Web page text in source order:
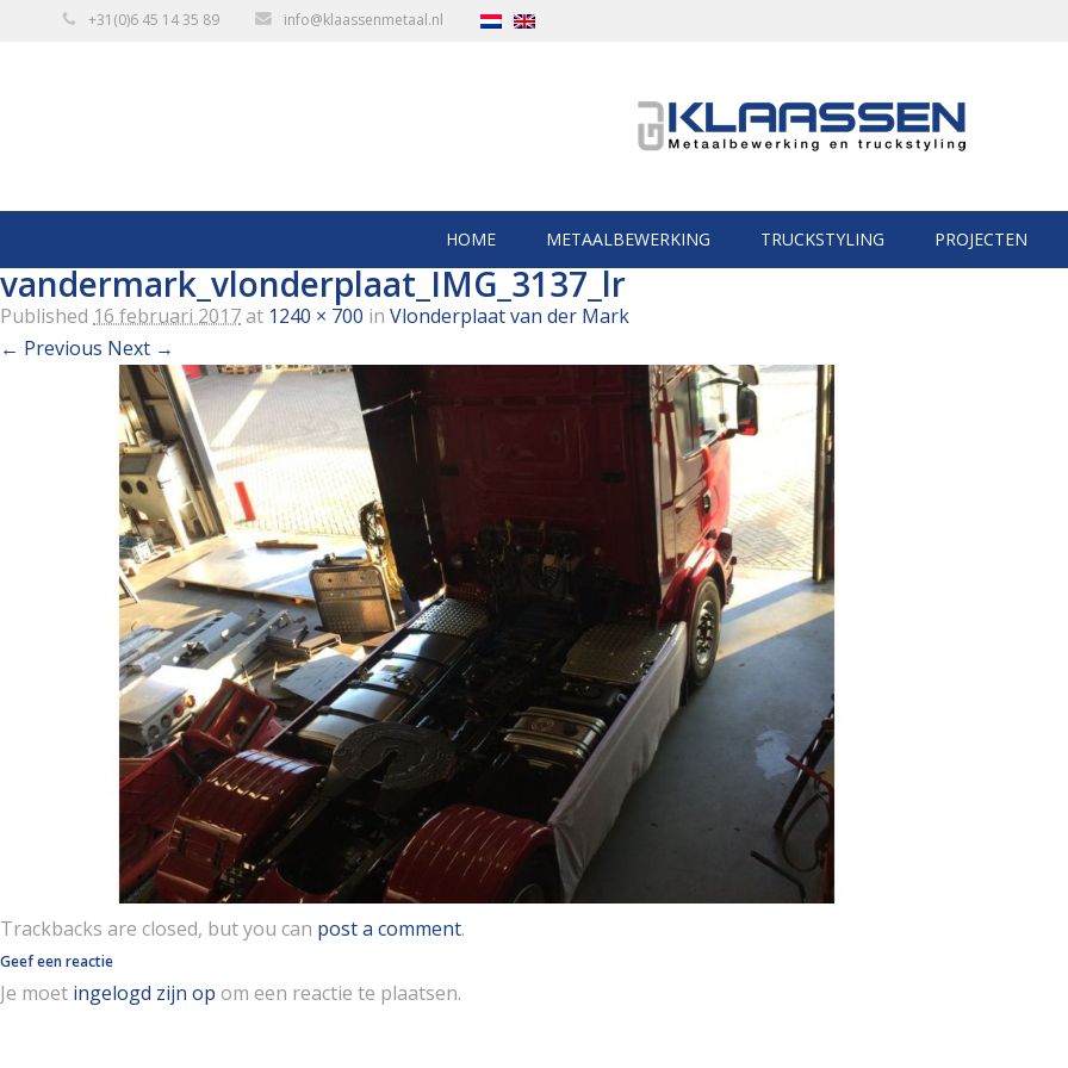
+31(0)6 45 14 35 89 info@klaassenmetaal.nl
HOME METAALBEWERKING TRUCKSTYLING PROJECTEN
vandermark_vlonderplaat_IMG_3137_lr
Published 16 februari 2017at 1240 × 700 in Vlonderplaat van der Mark
← Previous Next →
Trackbacks are closed, but you can post a comment.
Geef een reactie
Je moet ingelogd zijn op om een reactie te plaatsen.